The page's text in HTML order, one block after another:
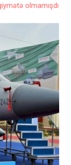
olmamışdı